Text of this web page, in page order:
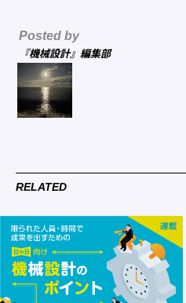
Posted by
『機械設計』編集部
RELATED